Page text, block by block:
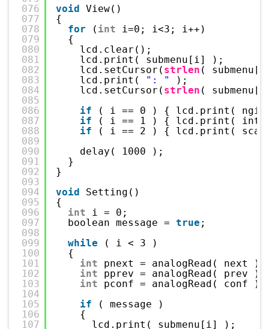
076
077
078
079
080
081
082
083
084
085
086
087
088
089
090
091
092
093
094
095
096
097
098
099
100
101
102
103
104
105
106
107
void View()
{
for
( int
i=0; i<3; i++)
{
lcd.clear();
lcd.print( submenu[i] );
lcd.setCursor( strlen (
lcd.print(
": "
);
lcd.setCursor( strlen (
if
( i == 0 ) { lcd.print(
if
( i == 1 ) { lcd.print(
if
( i == 2 ) { lcd.print(
delay( 1000 );
}
}
void
Setting()
{
int
i = 0;
boolean message = true ;
while
( i < 3 )
{
int
pnext = analogRead( next );
int
pprev = analogRead( prev );
int
pconf = analogRead( conf );
if
( message )
{
lcd.print( submenu[i] );